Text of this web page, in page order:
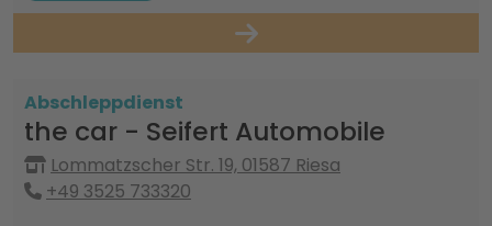
Abschleppdienst
the car - Seifert Automobile
Lommatzscher Str. 19, 01587 Riesa
+49 3525 733320